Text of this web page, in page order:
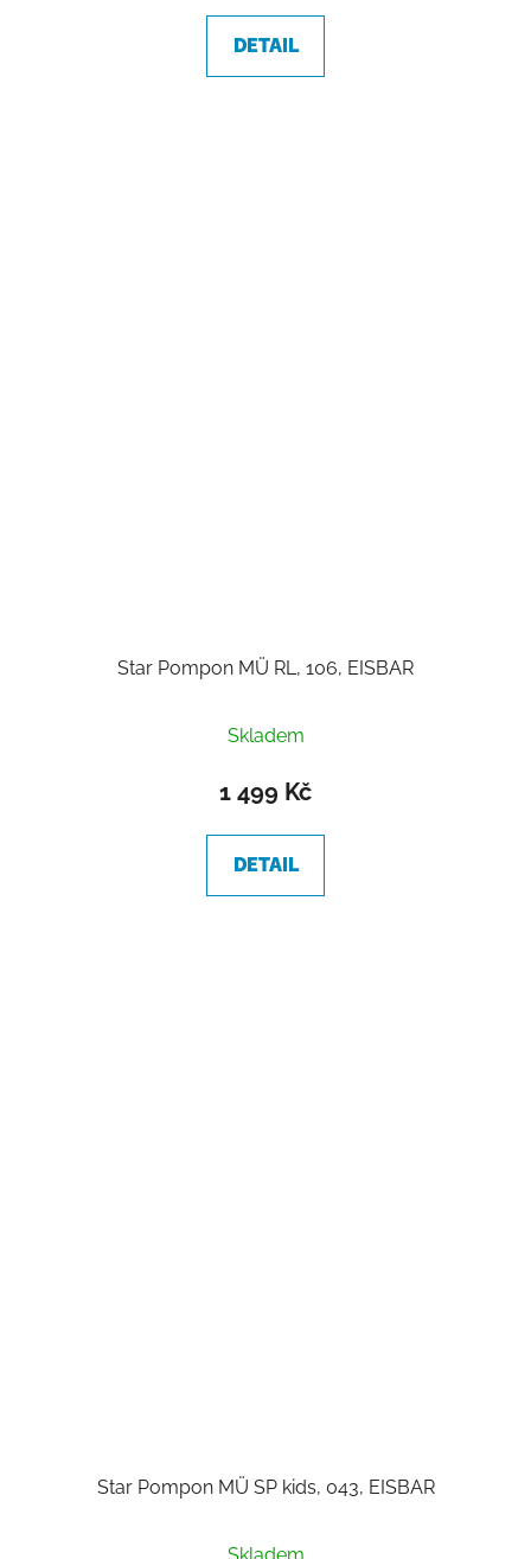
DETAIL
Star Pompon MÜ RL, 106, EISBAR
Skladem
1 499 Kč
DETAIL
Star Pompon MÜ SP kids, 043, EISBAR